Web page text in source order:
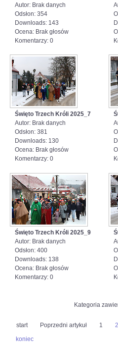
Autor: Brak danych
Odsłon: 354
Downloads: 143
Ocena: Brak głosów
Komentarzy: 0
Święto Trzech Króli 2025_7
Autor: Brak danych
Odsłon: 381
Downloads: 130
Ocena: Brak głosów
Komentarzy: 0
Święto Trzech Króli 2025_9
Autor: Brak danych
Odsłon: 400
Downloads: 138
Ocena: Brak głosów
Komentarzy: 0
Kategoria
start Poprzedni artykuł 1 2
koniec